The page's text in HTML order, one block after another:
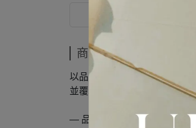
商品介紹
以品牌經典品牌識別為靈感
並覆以白銠鍍層，呈現明亮
— 品牌介紹 —